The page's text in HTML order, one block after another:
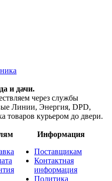
и дачи.
через службы
Линии, Энергия, DPD,
товаров курьером до двери.
Информация
Поставщикам
Контактная
информация
Политика